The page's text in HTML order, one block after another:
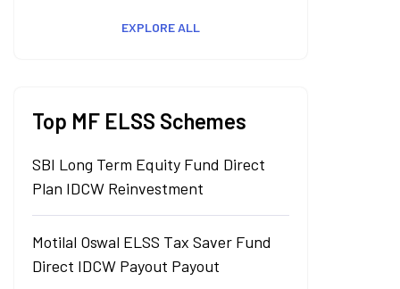
EXPLORE ALL
Top MF ELSS Schemes
SBI Long Term Equity Fund Direct
Plan IDCW Reinvestment
Motilal Oswal ELSS Tax Saver Fund
Direct IDCW Payout Payout